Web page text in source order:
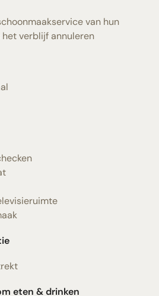
van hun
verblijf annuleren
eten & drinken